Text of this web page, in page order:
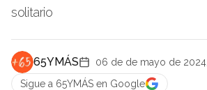
solitario
65YMÁS
06 de de mayo de 2024,
Sigue a 65YMÁS en Google